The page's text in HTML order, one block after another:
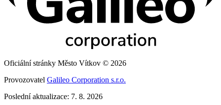
Oficiální stránky Město Vítkov © 2026
Provozovatel Galileo Corporation s.r.o.
Poslední aktualizace: 7. 8. 2026